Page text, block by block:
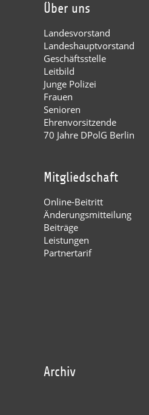
Über uns
Landesvorstand
Landeshauptvorstand
Geschäftsstelle
Leitbild
Junge Polizei
Frauen
Senioren
Ehrenvorsitzende
70 Jahre DPolG Berlin
Mitgliedschaft
Online-Beitritt
Änderungsmitteilung
Beiträge
Leistungen
Partnertarif
Archiv